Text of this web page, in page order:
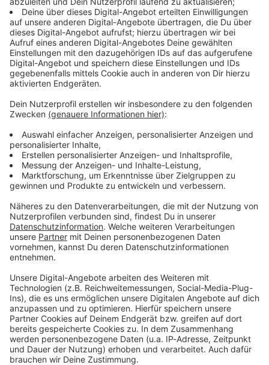
Jetzt Push aktivieren
Immer auf dem Laufenden
Verpass' nichts mehr - mit unserem kostenlosen
ANTENNE BAYERN Newsletter. Ob Nachrichten,
Lifestyle oder unsere neuesten Aktionen - wir
informieren dich.
Zum Newsletter anmelden